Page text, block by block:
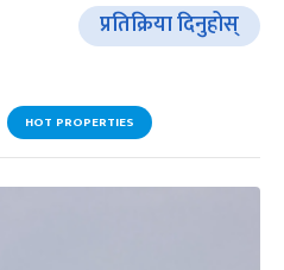
प्रतिक्रिया दिनुहोस्
HOT PROPERTIES